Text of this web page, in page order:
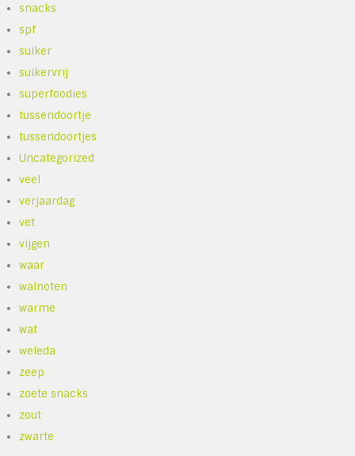
snacks
spf
suiker
suikervrij
superfoodies
tussendoortje
tussendoortjes
Uncategorized
veel
verjaardag
vet
vijgen
waar
walnoten
warme
wat
weleda
zeep
zoete snacks
zout
zwarte